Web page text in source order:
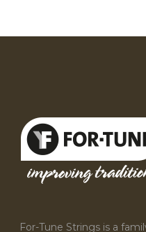
For-Tune Strings is a